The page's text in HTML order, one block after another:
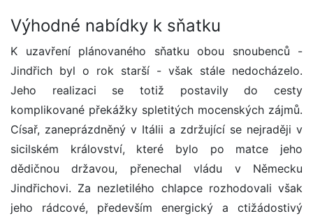
Výhodné nabídky k sňatku
K uzavření plánovaného sňatku obou snoubenců -
Jindřich byl o rok starší - však stále nedocházelo.
Jeho realizaci se totiž postavily do cesty
komplikované překážky spletitých mocenských zájmů.
Císař, zaneprázdněný v Itálii a zdržující se nejraději v
sicilském království, které bylo po matce jeho
dědičnou državou, přenechal vládu v Německu
Jindřichovi. Za nezletilého chlapce rozhodovali však
jeho rádcové, především energický a ctižádostivý